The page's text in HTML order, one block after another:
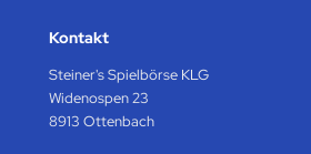
Kontakt
Steiner's Spielbörse KLG
Widenospen 23
8913 Ottenbach